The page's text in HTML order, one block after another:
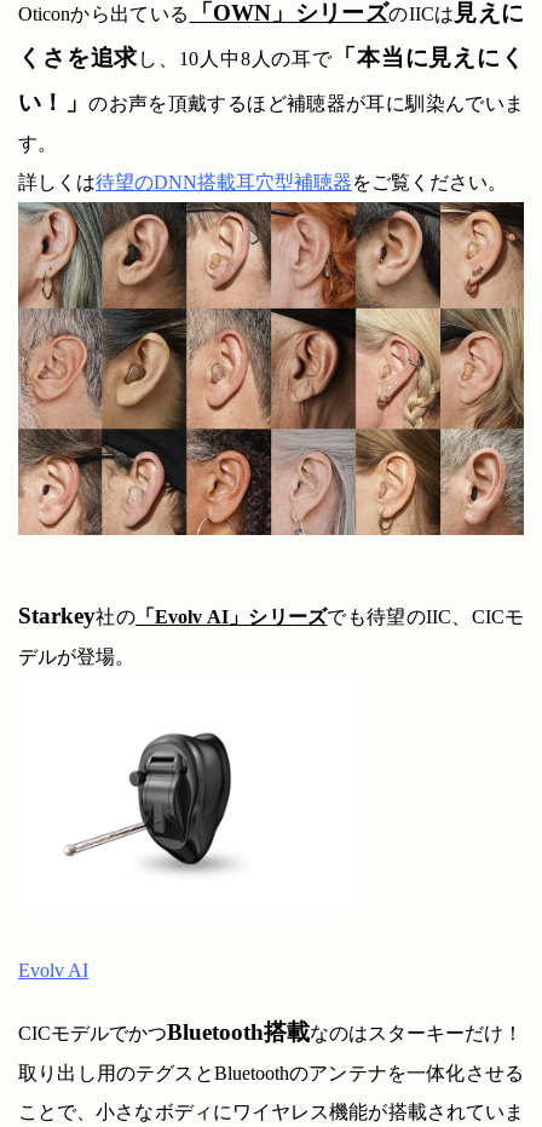
Oticonから出ている 「OWN」シリーズのIICは 見えに
くさを追求 し、10人中8人の耳で「本当に見えにく
い！」のお声を頂戴するほど補聴器が耳に馴染んでいま
す。
詳しくは待望のDNN搭載耳穴型補聴器をご覧ください。
Starkey社の「Evolv AI」シリーズでも待望のIIC、CICモ
デルが登場。
Evolv AI
CICモデルでかつBluetooth搭載なのはスターキーだけ！
取り出し用のテグスとBluetoothのアンテナを一体化させる
ことで、小さなボディにワイヤレス機能が搭載されていま